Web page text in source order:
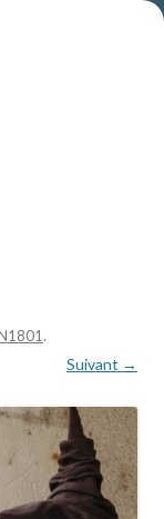
.
Suivant →